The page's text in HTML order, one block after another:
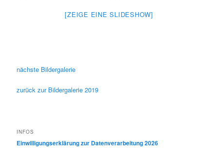
[ZEIGE EINE SLIDESHOW]
nächste Bildergalerie
zurück zur Bildergalerie 2019
INFOS
Einwilligungserklärung zur Datenverarbeitung 2026